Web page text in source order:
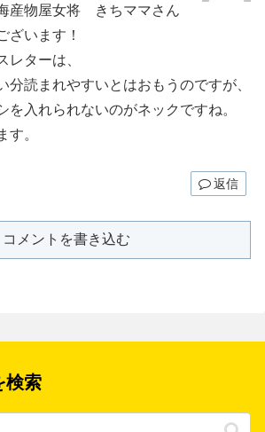
産物屋女将 きちママさん
ざいます！
レターは、
分読まれやすいとはおもうのですが、
を入れられないのがネックですね。
す。
返信
コメントを書き込む
検索